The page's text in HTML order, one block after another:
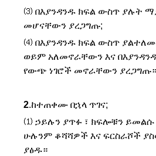
⑶ በእያንዳንዱ ክፍል ውስጥ ያሉት
መሆናቸውን ያረጋግጡ;
⑷ በእያንዳንዱ ክፍል ውስጥ
ወይም አለመኖራቸውን እና
የውጭ ነገሮች መኖራቸውን ያረጋግጡ።
2.ከተጠቀሙ በኋላ ጥገና;
⑴ ኃይሉን ያጥፉ ፣ ክፍሎቹን ይመልሱ
ሁሉንም ቆሻሻዎች እና ፍርስራሾች
ያፅዱ።